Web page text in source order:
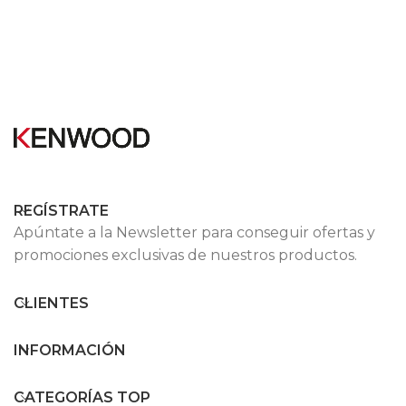
REGÍSTRATE
Apúntate a la Newsletter para conseguir ofertas y
promociones exclusivas de nuestros productos.
CLIENTES
INFORMACIÓN
CATEGORÍAS TOP